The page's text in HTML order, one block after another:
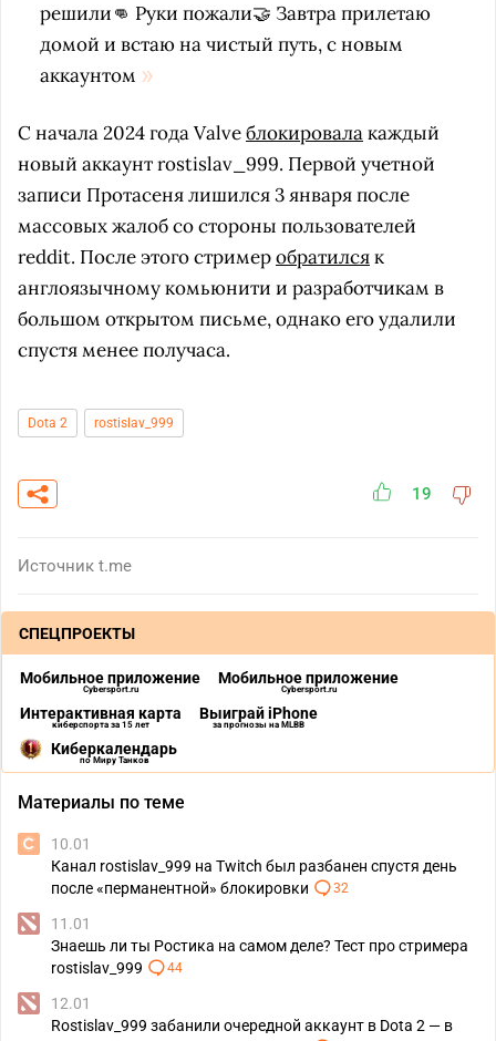
решили👊 Руки пожали🤝 Завтра прилетаю
домой и встаю на чистый путь, с новым
аккаунтом
С начала 2024 года Valveблокировалакаждый
новый аккаунт rostislav_999. Первой учетной
записи Протасеня лишился 3 января после
массовых жалоб со стороны пользователей
reddit. После этого стримеробратилсяк
англоязычному комьюнити и разработчикам в
большом открытом письме, однако его удалили
спустя менее получаса.
Dota 2 rostislav_999
19
Источник t.me
СПЕЦПРОЕКТЫ
Мобильное приложение
Cybersport.ru
Мобильное приложение
Cybersport.ru
Интерактивная карта
киберспорта за 15 лет
Выиграй iPhone
за прогнозы на MLBB
Киберкалендарь
по Миру Танков
Материалы по теме
10.01
Канал rostislav_999 на Twitch был разбанен спустя день
после «перманентной» блокировки
32
11.01
Знаешь ли ты Ростика на самом деле? Тест про стримера
rostislav_999
44
12.01
Rostislav_999 забанили очередной аккаунт в Dota 2 — в